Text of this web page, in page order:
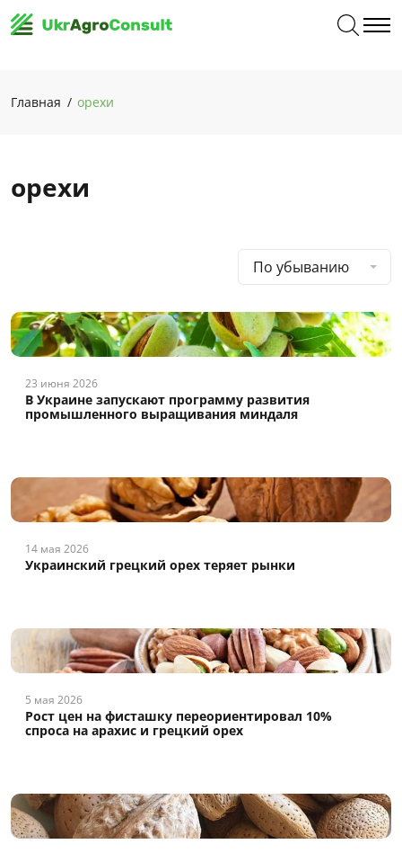
Главная орехи
орехи
По убыванию
23 июня 2026
В Украине запускают программу развития
промышленного выращивания миндаля
14 мая 2026
Украинский грецкий орех теряет рынки
5 мая 2026
Рост цен на фисташку переориентировал 10%
спроса на арахис и грецкий орех